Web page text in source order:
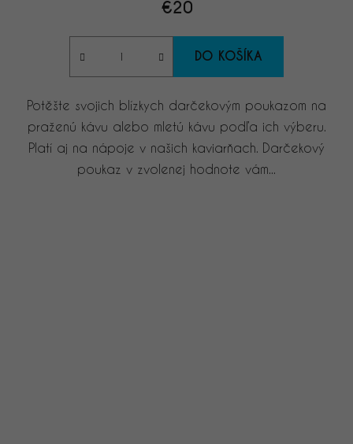
€20
DO KOŠÍKA
Potěšte svojich blízkych darčekovým poukazom na
praženú kávu alebo mletú kávu podľa ich výberu.
Platí aj na nápoje v našich kaviarňach. Darčekový
poukaz v zvolenej hodnote vám...